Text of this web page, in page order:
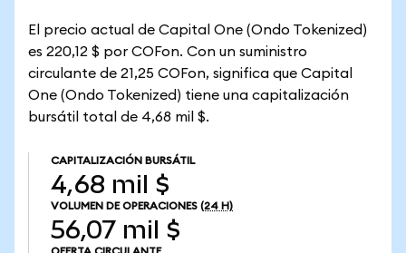
El precio actual de Capital One (Ondo Tokenized)
es 220,12 $ por COFon. Con un suministro
circulante de 21,25 COFon, significa que Capital
One (Ondo Tokenized) tiene una capitalización
bursátil total de 4,68 mil $.
CAPITALIZACIÓN BURSÁTIL
4,68 mil $
VOLUMEN DE OPERACIONES (24 H)
56,07 mil $